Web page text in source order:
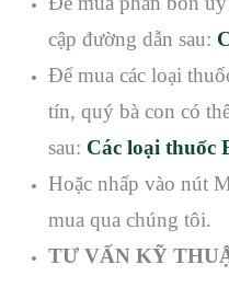
cập đường dẫn sau:
Để mua các loại
tín, quý bà con có
sau: Các loại thuốc
Hoặc nhấp vào nút
mua qua chúng tôi.
TƯ VẤN KỸ